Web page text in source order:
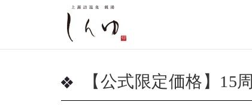
【公式限定価格】15